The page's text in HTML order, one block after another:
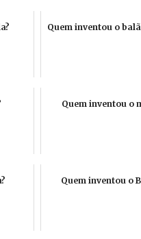
Quem inventou o
Quem inventou o
Quem inventou o